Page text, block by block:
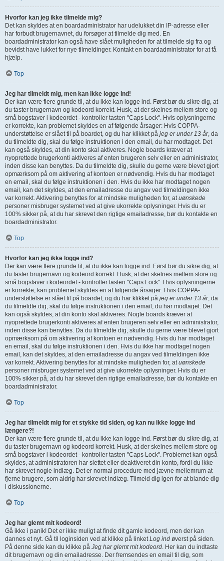
Hvorfor kan jeg ikke tilmelde mig?
Det kan skyldes at en boardadministrator har udelukket din IP-adresse eller
har forbudt brugernavnet, du forsøger at tilmelde dig med. En
boardadministrator kan også have slået muligheden for at tilmelde sig fra og
bevidst have lukket for nye tilmeldinger. Kontakt en boardadministrator for at få
hjælp.
Top
Jeg har tilmeldt mig, men kan ikke logge ind!
Der kan være flere grunde til, at du ikke kan logge ind. Først bør du sikre dig, at
du taster brugernavn og kodeord korrekt. Husk, at der skelnes mellem store og
små bogstaver i kodeordet - kontroller tasten "Caps Lock". Hvis oplysningerne
er korrekte, kan problemet skyldes en af følgende årsager: Hvis COPPA-
understøttelse er slået til på boardet, og du har klikket på jeg er under 13 år, da
du tilmeldte dig, skal du følge instruktionen i den email, du har modtaget. Det
kan også skyldes, at din konto skal aktiveres. Nogle boards kræver at
nyoprettede brugerkonti aktiveres af enten brugeren selv eller en administrator,
inden disse kan benyttes. Da du tilmeldte dig, skulle du gerne være blevet gjort
opmærksom på om aktivering af kontoen er nødvendig. Hvis du har modtaget
en email, skal du følge instruktionen i den. Hvis du ikke har modtaget nogen
email, kan det skyldes, at den emailadresse du angav ved tilmeldingen ikke
var korrekt. Aktivering benyttes for at mindske muligheden for, atuønskede
personer misbruger systemet ved at give ukorrekte oplysninger. Hvis du er
100% sikker på, at du har skrevet den rigtige emailadresse, bør du kontakte en
boardadministrator.
Top
Hvorfor kan jeg ikke logge ind?
Der kan være flere grunde til, at du ikke kan logge ind. Først bør du sikre dig, at
du taster brugernavn og kodeord korrekt. Husk, at der skelnes mellem store og
små bogstaver i kodeordet - kontroller tasten "Caps Lock". Hvis oplysningerne
er korrekte, kan problemet skyldes en af følgende årsager: Hvis COPPA-
understøttelse er slået til på boardet, og du har klikket på jeg er under 13 år, da
du tilmeldte dig, skal du følge instruktionen i den email, du har modtaget. Det
kan også skyldes, at din konto skal aktiveres. Nogle boards kræver at
nyoprettede brugerkonti aktiveres af enten brugeren selv eller en administrator,
inden disse kan benyttes. Da du tilmeldte dig, skulle du gerne være blevet gjort
opmærksom på om aktivering af kontoen er nødvendig. Hvis du har modtaget
en email, skal du følge instruktionen i den. Hvis du ikke har modtaget nogen
email, kan det skyldes, at den emailadresse du angav ved tilmeldingen ikke
var korrekt. Aktivering benyttes for at mindske muligheden for, atuønskede
personer misbruger systemet ved at give ukorrekte oplysninger. Hvis du er
100% sikker på, at du har skrevet den rigtige emailadresse, bør du kontakte en
boardadministrator.
Top
Jeg har tilmeldt mig for et stykke tid siden, og kan nu ikke logge ind
længere?!
Der kan være flere grunde til, at du ikke kan logge ind. Først bør du sikre dig, at
du taster brugernavn og kodeord korrekt. Husk, at der skelnes mellem store og
små bogstaver i kodeordet - kontroller tasten "Caps Lock". Problemet kan også
skyldes, at administratoren har slettet eller deaktiveret din konto, fordi du ikke
har skrevet nogle indlæg. Det er normal procedure med jævne mellemrum at
fjerne brugere, som aldrig har skrevet indlæg. Tilmeld dig igen for at blande dig
i diskussionerne.
Top
Jeg har glemt mit kodeord!
Gå ikke i panik! Det er ikke muligt at finde dit gamle kodeord, men der kan
dannes et nyt. Gå til loginsiden ved at klikke på linketLog ind øverst på siden.
På denne side kan du klikke på Jeg har glemt mit kodeord. Her kan du indtaste
dit brugernavn og din emailadresse. Der fremsendes en email til dig, som